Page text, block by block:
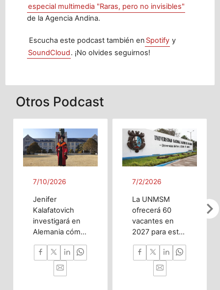
especial multimedia "Raras, pero no invisibles"
de la Agencia Andina.
Escucha este podcast también en Spotify y
SoundCloud. ¡No olvides seguirnos!
Otros Podcast
chevron_right
7/10/2026
Jenifer
Kalafatovich
investigará en
Alemania cómo
la inteligencia
artificial puede
predecir
trastornos del
7/2/2026
La UNMSM
ofrecerá 60
vacantes en
2027 para esta
innovadora
carrera
enfocada en
investigación,